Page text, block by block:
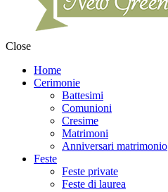
Close
Home
Cerimonie
Battesimi
Comunioni
Cresime
Matrimoni
Anniversari matrimonio
Feste
Feste private
Feste di laurea